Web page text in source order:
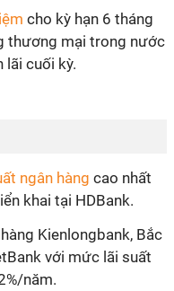
cho kỳ hạn 6 tháng
thương mại trong nước
lãi cuối kỳ.
ngân hàng cao nhất
khai tại HDBank.
Kienlongbank, Bắc
với mức lãi suất
năm.